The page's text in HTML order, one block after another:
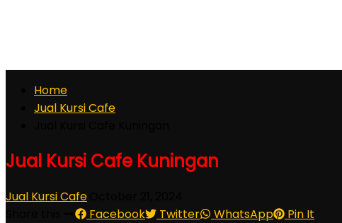
Home
Jual Kursi Cafe
Jual Kursi Cafe Kuningan
Jual Kursi Cafe
Facebook Twitter WhatsApp Pin It